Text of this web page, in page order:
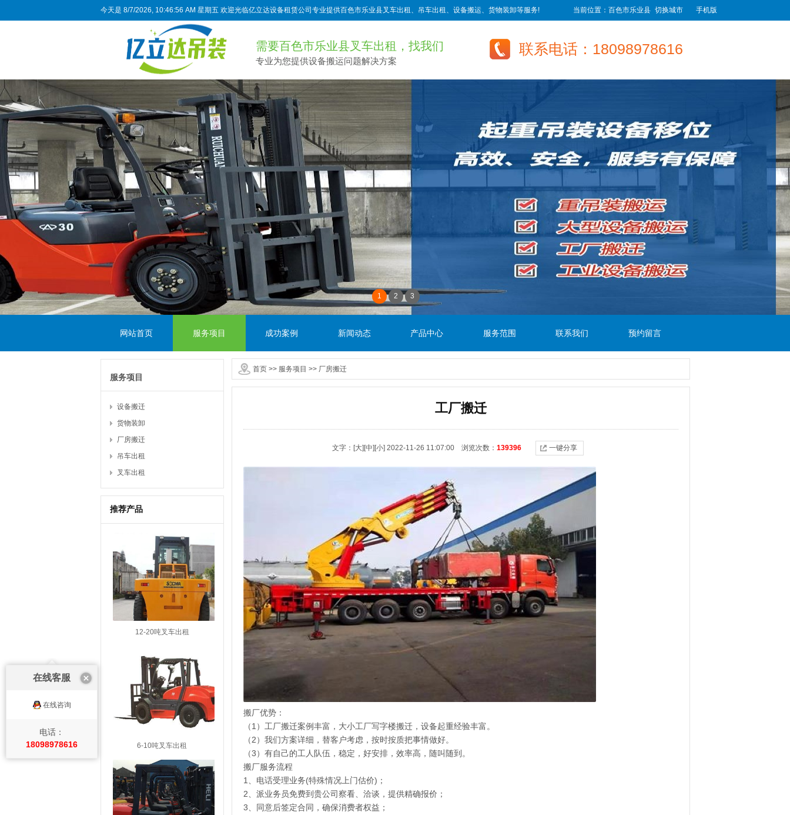
今天是 8/7/2026, 10:46:57 AM 星期五 欢迎光临亿立达设备租赁公司专业提供百色市乐业县叉车出租、吊车出租、设备搬运、货物装卸等服务! 当前位置：百色市乐业县 切换城市 手机版
需要百色市乐业县叉车出租，找我们
专业为您提供设备搬运问题解决方案
联系电话：18098978616
1 2 3
网站首页 服务项目 成功案例 新闻动态 产品中心 服务范围 联系我们 预约留言
首页>> 服务项目 >> 厂房搬迁
服务项目
设备搬迁
货物装卸
厂房搬迁
吊车出租
叉车出租
推荐产品
12-20吨叉车出租
6-10吨叉车出租
工厂搬迁
文字： [大] [中] [小] 2022-11-26 11:07:00 浏览次数： 139396 一键分享
搬厂优势：
（1）工厂搬迁案例丰富，大小工厂写字楼搬迁，设备起重经验丰富。
（2）我们方案详细，替客户考虑，按时按质把事情做好。
（3）有自己的工人队伍，稳定，好安排，效率高，随叫随到。
搬厂服务流程
1、电话受理业务(特殊情况上门估价)；
2、派业务员免费到贵公司察看、洽谈，提供精确报价；
3、同意后签定合同，确保消费者权益；
在线客服
在线咨询
电话：
18098978616